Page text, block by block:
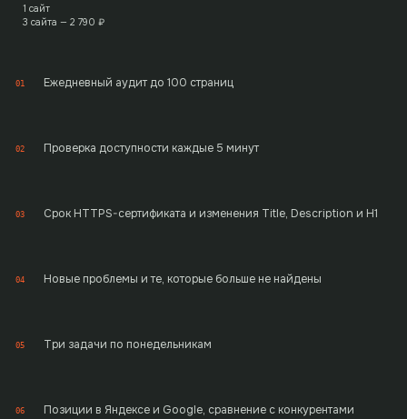
1 сайт
3 сайта — 2 790 ₽
01 Ежедневный аудит до 100 страниц
02 Проверка доступности каждые 5 минут
03 Срок HTTPS-сертификата и изменения Title, Description и H1
04 Новые проблемы и те, которые больше не найдены
05 Три задачи по понедельникам
06 Позиции в Яндексе и Google, сравнение с конкурентами